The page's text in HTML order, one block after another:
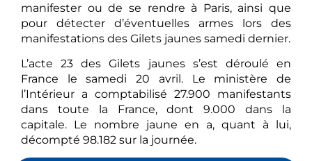
manifester ou de se rendre à Paris, ainsi que
pour détecter d’éventuelles armes lors des
manifestations des Gilets jaunes samedi dernier.
L’acte 23 des Gilets jaunes s’est déroulé en
France le samedi 20 avril. Le ministère de
l’Intérieur a comptabilisé 27.900 manifestants
dans toute la France, dont 9.000 dans la
capitale. Le nombre jaune en a, quant à lui,
décompté 98.182 sur la journée.